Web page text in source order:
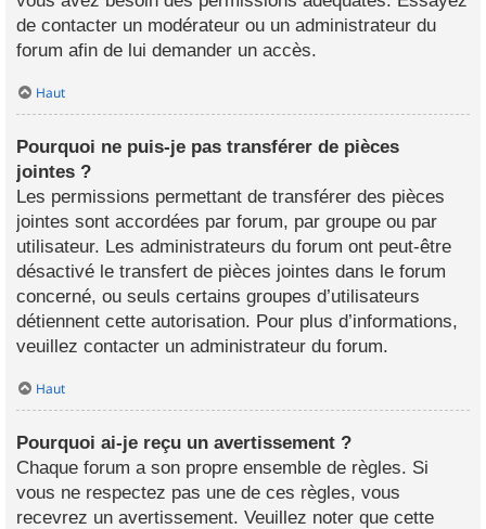
de contacter un modérateur ou un administrateur du
forum afin de lui demander un accès.
Haut
Pourquoi ne puis-je pas transférer de pièces
jointes ?
Les permissions permettant de transférer des pièces
jointes sont accordées par forum, par groupe ou par
utilisateur. Les administrateurs du forum ont peut-être
désactivé le transfert de pièces jointes dans le forum
concerné, ou seuls certains groupes d’utilisateurs
détiennent cette autorisation. Pour plus d’informations,
veuillez contacter un administrateur du forum.
Haut
Pourquoi ai-je reçu un avertissement ?
Chaque forum a son propre ensemble de règles. Si
vous ne respectez pas une de ces règles, vous
recevrez un avertissement. Veuillez noter que cette